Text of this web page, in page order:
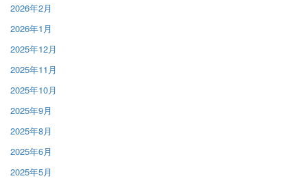
2026年2月
2026年1月
2025年12月
2025年11月
2025年10月
2025年9月
2025年8月
2025年6月
2025年5月